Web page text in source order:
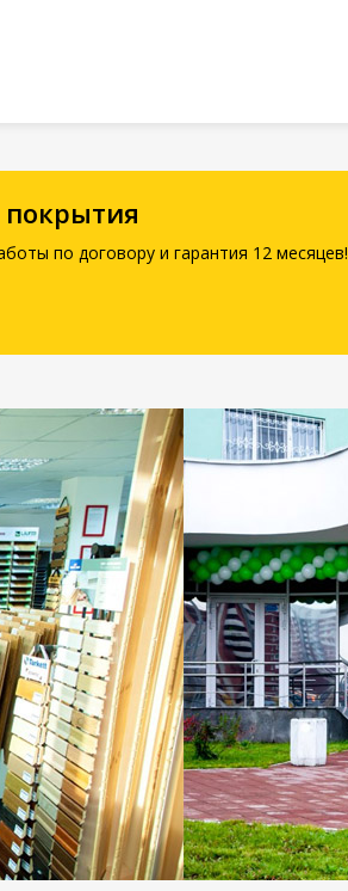
покрытия
по договору и гарантия 12 месяцев!